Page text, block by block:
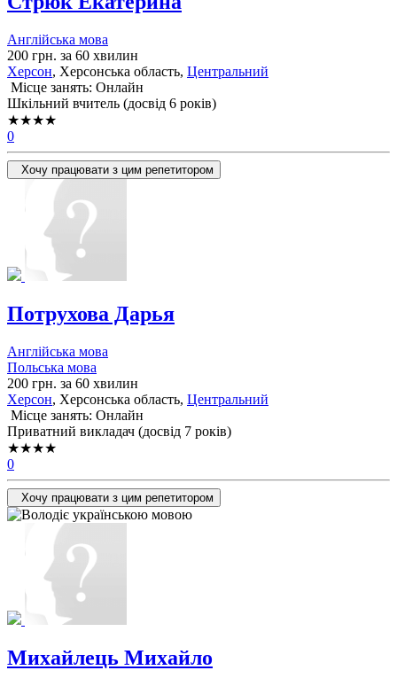
Англійська мова
200 грн. за 60 хвилин
Херсон, Херсонська область, Центральний
Місце занять: Онлайн
Шкільний вчитель (досвід 6 років)
★★★★
0
Хочу працювати з цим репетитором
Потрухова Дарья
Англійська мова
Польська мова
200 грн. за 60 хвилин
Херсон, Херсонська область, Центральний
Місце занять: Онлайн
Приватний викладач (досвід 7 років)
★★★★
0
Хочу працювати з цим репетитором
Михайлець Михайло